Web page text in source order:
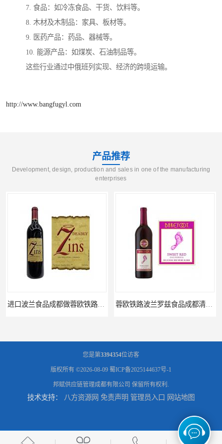
7. 食品：如冷冻食品、干货、饮料等。
8. 木材及木制品：家具、板材等。
9. 医药产品：药品、器械等。
10. 能源产品：如煤炭、石油制品等。
这些行业通过中俄班列实现、经济的跨境运输。
http://www.bangfugyl.com
产品推荐
Development, design, production and sales in one of the manufacturing
enterprises
进口波兰食品成都做蓉欧铁路代理的公司 蓉欧铁路波兰罗兹食品成都清关物流
蓉欧铁路清关订柜公司，波兰德国蓉欧铁路门到门 成都运到吉隆口岸物流运输，成都到西藏物流
您是第3394354位访客
版权所有 ©2026-08-09 蜀ICP备2025144637号-1
邦赋供应链管理成都有限公司 保留所有权利.
技术支持： 八方资源网 免责声明 管理员入口 网站地图